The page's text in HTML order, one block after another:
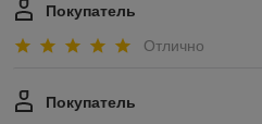
Покупатель
Отлично
Покупатель